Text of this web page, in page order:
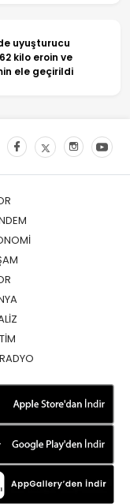
uyuşturucu
kilo eroin ve
ele geçirildi